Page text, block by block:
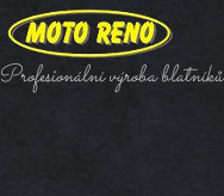
Profesionální výroba blatníků